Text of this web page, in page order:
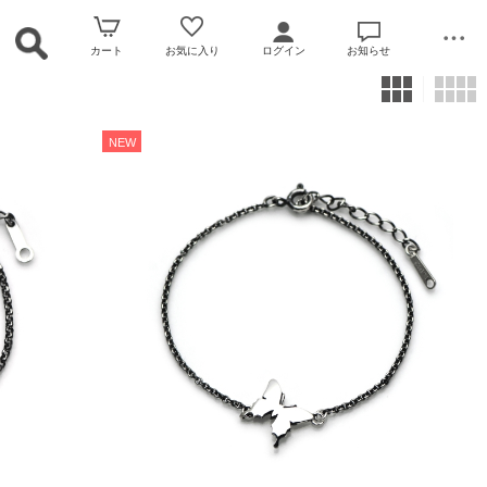
カート お気に入り ログイン お知らせ
NEW